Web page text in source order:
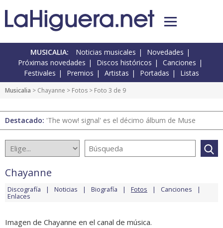
MUSICALIA: Noticias musicales
Novedades
Próximas novedades
Discos históricos
Canciones
Festivales
Premios Artistas Portadas Listas
Musicalia > Chayanne > Fotos > Foto 3 de 9
Destacado: 'The wow! signal' es el décimo álbum de Muse
Chayanne
Discografía Noticias Biografía Fotos Canciones
Enlaces
Imagen de Chayanne en el canal de música.